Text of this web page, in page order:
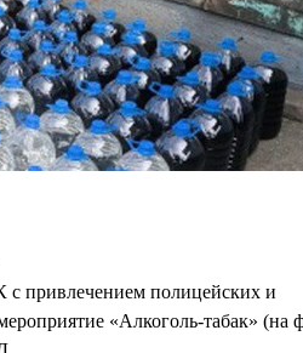
привлечением полицейских и
«Алкоголь-табак» (на